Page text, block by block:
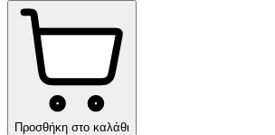
Προσθήκη στο καλάθι